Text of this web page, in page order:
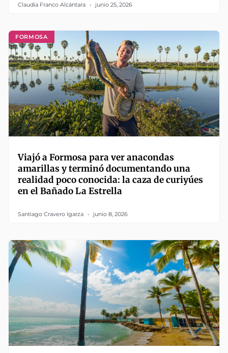
Claudia Franco Alcántara junio 25, 2026
FORMOSA
Viajó a Formosa para ver anacondas
amarillas y terminó documentando una
realidad poco conocida: la caza de curiyúes
en el Bañado La Estrella
Santiago Cravero Igarza junio 8, 2026